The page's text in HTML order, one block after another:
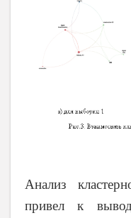
Анализ
привел к